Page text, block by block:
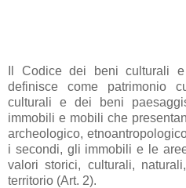
Il Codice dei beni culturali
definisce come patrimonio
culturali e dei beni
immobili e mobili che
archeologico,
i secondi, gli immobili e le
valori storici, culturali,
territorio (Art. 2).